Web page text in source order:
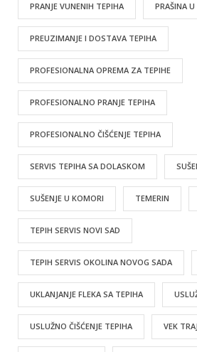
PRANJE VUNENIH TEPIHA PRAŠINA
PREUZIMANJE I DOSTAVA TEPIHA
PROFESIONALNA OPREMA ZA TEPIHE
PROFESIONALNO PRANJE TEPIHA
PROFESIONALNO ČIŠĆENJE TEPIHA
SERVIS TEPIHA SA DOLASKOM
SUŠENJE U KOMORI TEMERIN
TEPIH SERVIS NOVI SAD
TEPIH SERVIS OKOLINA NOVOG SADA
UKLANJANJE FLEKA SA TEPIHA
USLUŽNO ČIŠĆENJE TEPIHA VEK